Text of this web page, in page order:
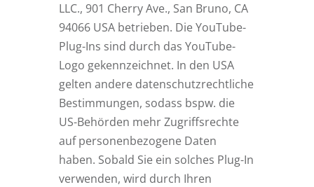
LLC., 901 Cherry Ave., San Bruno, CA
94066 USA betrieben. Die YouTube-
Plug-Ins sind durch das YouTube-
Logo gekennzeichnet. In den USA
gelten andere datenschutzrechtliche
Bestimmungen, sodass bspw. die
US-Behörden mehr Zugriffsrechte
auf personenbezogene Daten
haben. Sobald Sie ein solches Plug-In
verwenden, wird durch Ihren